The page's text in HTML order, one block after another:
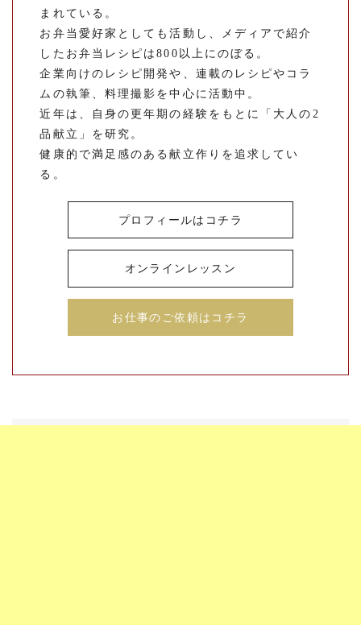
まれている。
お弁当愛好家としても活動し、メディアで紹介
したお弁当レシピは800以上にのぼる。
企業向けのレシピ開発や、連載のレシピやコラ
ムの執筆、料理撮影を中心に活動中。
近年は、自身の更年期の経験をもとに「大人の2
品献立」を研究。
健康的で満足感のある献立作りを追求してい
る。
プロフィールはコチラ
オンラインレッスン
お仕事のご依頼はコチラ